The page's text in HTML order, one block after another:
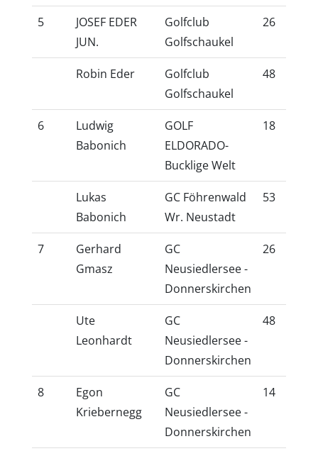
5
JOSEF EDER
JUN.
Golfclub
Golfschaukel
26
Robin Eder
Golfclub
Golfschaukel
48
6
Ludwig
Babonich
GOLF
ELDORADO-
Bucklige Welt
18
Lukas
Babonich
GC Föhrenwald
Wr. Neustadt
53
7
Gerhard
Gmasz
GC
Neusiedlersee -
Donnerskirchen
26
Ute
Leonhardt
GC
Neusiedlersee -
Donnerskirchen
48
8
Egon
Kriebernegg
GC
Neusiedlersee -
Donnerskirchen
14